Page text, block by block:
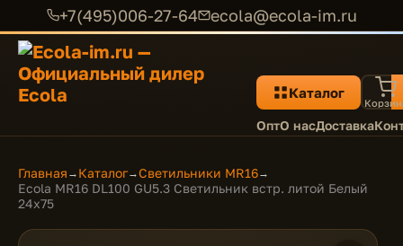
+7(495)006-27-64 ecola@ecola-im.ru
Каталог
ОптО насДоставка
Главная → Каталог→Светильники MR16→
Ecola MR16 DL100 GU5.3 Светильник встр. литой Белый
24x75